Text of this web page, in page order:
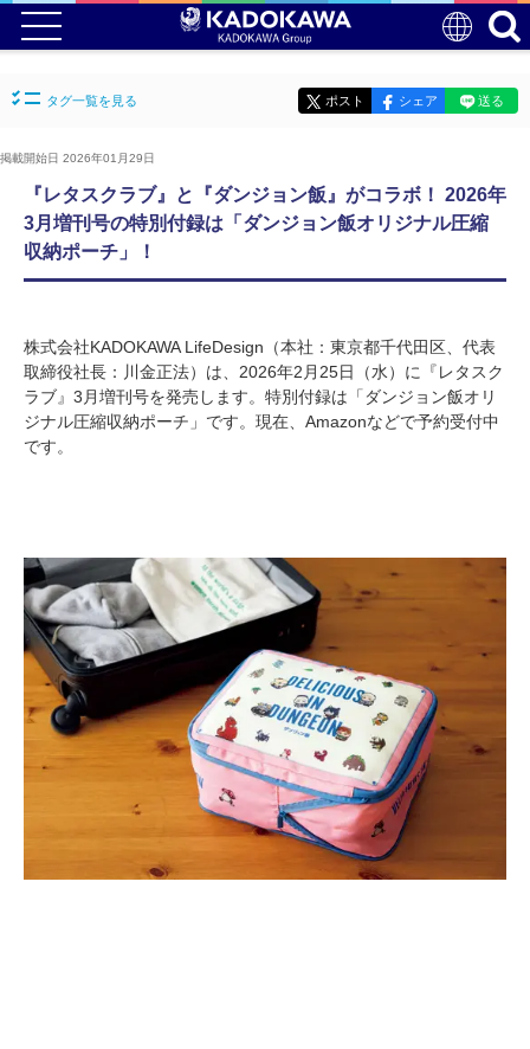
タグ一覧を見る ポスト シェア 送る
掲載開始日 2026年01月29日
『レタスクラブ』と『ダンジョン飯』がコラボ！ 2026年
3月増刊号の特別付録は「ダンジョン飯オリジナル圧縮
収納ポーチ」！
株式会社KADOKAWA LifeDesign（本社：東京都千代田区、代表
取締役社長：川金正法）は、2026年2月25日（水）に『レタスク
ラブ』3月増刊号を発売します。特別付録は「ダンジョン飯オリ
ジナル圧縮収納ポーチ」です。現在、Amazonなどで予約受付中
です。